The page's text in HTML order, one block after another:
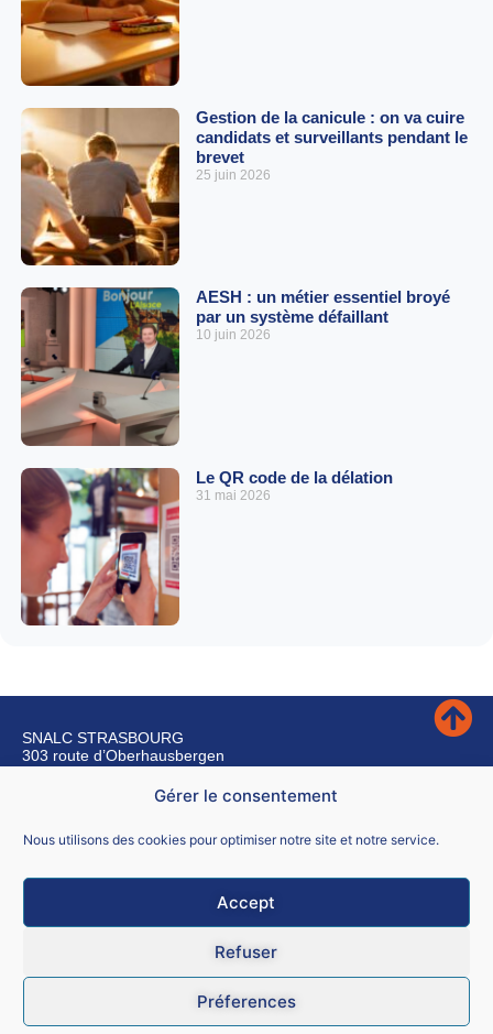
Gérer le consentement
Nous utilisons des cookies pour optimiser notre site et notre service.
Accept
Refuser
Préferences
Gestion de la canicule : on va cuire
candidats et surveillants pendant le
brevet
25 juin 2026
AESH : un métier essentiel broyé
par un système défaillant
10 juin 2026
Le QR code de la délation
31 mai 2026
SNALC STRASBOURG
303 route d’Oberhausbergen
CGU